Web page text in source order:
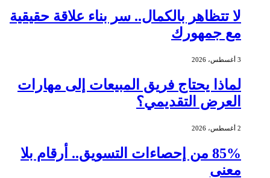
لا تتظاهر بالكمال.. سر بناء علاقة حقيقية
مع جمهورك
3 أغسطس، 2026
لماذا يحتاج فريق المبيعات إلى مهارات
العرض التقديمي؟
2 أغسطس، 2026
85% من إحصاءات التسويق.. أرقام بلا
معنى